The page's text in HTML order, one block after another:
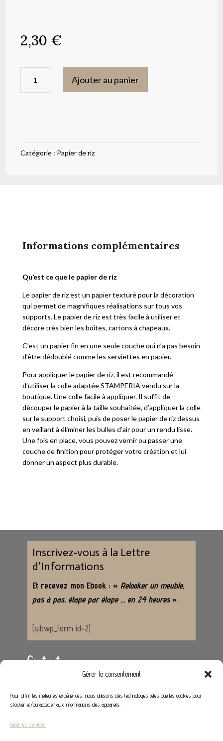
Gérer le consentement
Pour offrir les meilleures expériences, nous utilisons des technologies telles que les cookies pour
stocker et/ou accéder aux informations des appareils.
Gérer les services
2,30 €
herbes
seches
Ajouter au panier
Catégorie : Papier de riz
Informations complémentaires
Qu’est ce que le papier de riz
Le papier de riz est un papier texturé pour la décoration
qui permet de magnifiques réalisations sur tous vos
supports. Le papier de riz est très facile à utiliser et
décore très bien les boîtes, cartons à chapeaux.
C’est un papier fin en une seule couche qui n’a pas besoin
d’être dédoublé comme les serviettes en papier.
Pour appliquer le papier de riz, il est recommandé
d’utiliser la colle adaptée STAMPERIA vendu sur la
boutique. Une colle facile à appliquer. Il suffit de
découper le papier à la taille souhaitée, d’appliquer la colle
sur le support choisi, puis de poser le papier de riz dessus
en veillant à éliminer les bulles d’air pour un rendu lisse.
Une fois en place, vous pouvez vernir ou passer une
couche de finition pour protéger votre création et lui
donner un aspect plus durable.
Inscrivez-vous à la Lettre
d’Informations
Et recevez mon Ebook : « Relooker un meuble,
pas à pas, étape par étape … en 24 heures »
[sibwp_form id=2]
Contact
contact@stephaniedeco.fr